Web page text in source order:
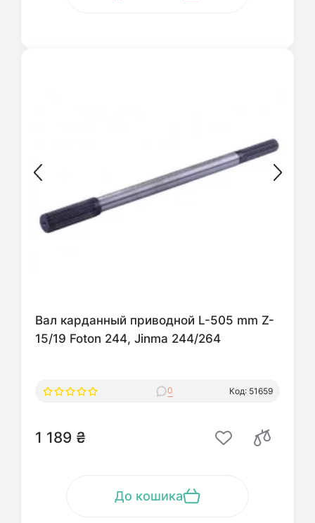
Вал карданный приводной L-505 mm Z-
15/19 Foton 244, Jinma 244/264
0 Код: 51659
1 189 ₴
До кошика